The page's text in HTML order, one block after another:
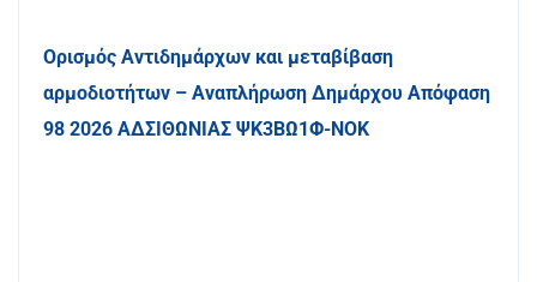
Ορισμός Αντιδημάρχων και μεταβίβαση
αρμοδιοτήτων – Αναπλήρωση Δημάρχου Απόφαση
98 2026 ΑΔΣΙΘΩΝΙΑΣ ΨΚ3ΒΩ1Φ-ΝΟΚ